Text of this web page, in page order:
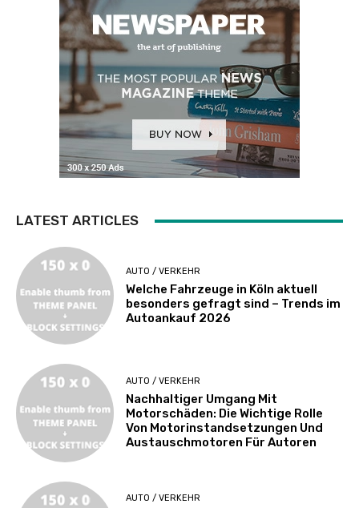
LATEST ARTICLES
AUTO / VERKEHR
Welche Fahrzeuge in Köln aktuell
besonders gefragt sind – Trends im
Autoankauf 2026
AUTO / VERKEHR
Nachhaltiger Umgang Mit
Motorschäden: Die Wichtige Rolle
Von Motorinstandsetzungen Und
Austauschmotoren Für Autoren
AUTO / VERKEHR